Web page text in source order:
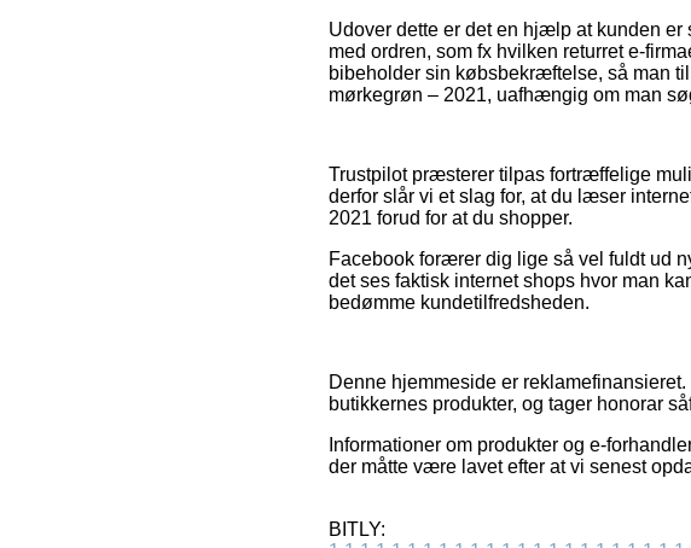
Udover dette er det en hjælp at kunden
med ordren, som fx hvilken returret e-
bibeholder sin købsbekræftelse, så man
mørkegrøn – 2021, uafhængig om man
Trustpilot præsterer tilpas fortræffelige
derfor slår vi et slag for, at du læser
2021 forud for at du shopper.
Facebook forærer dig lige så vel fuldt ud
det ses faktisk internet shops hvor man
bedømme kundetilfredsheden.
Denne hjemmeside er
butikkernes produkter, og tager honorar
Informationer om produkter og e-
der måtte være lavet efter at vi senest
BITLY: